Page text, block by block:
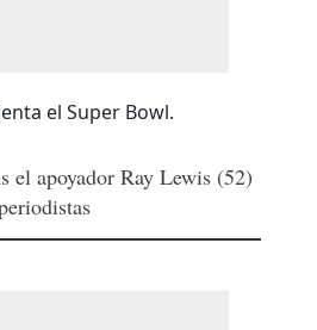
el apoyador Ray Lewis (52)